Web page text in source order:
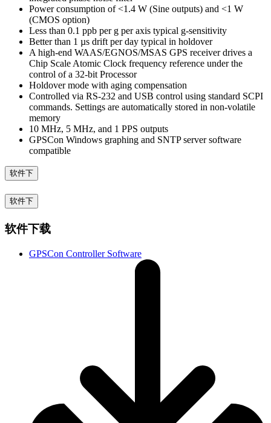
Power consumption of <1.4 W (Sine outputs) and <1 W
(CMOS option)
Less than 0.1 ppb per g per axis typical g-sensitivity
Better than 1 µs drift per day typical in holdover
A high-end WAAS/EGNOS/MSAS GPS receiver drives a
Chip Scale Atomic Clock frequency reference under the
control of a 32-bit Processor
Holdover mode with aging compensation
Controlled via RS-232 and USB control using standard SCPI
commands. Settings are automatically stored in non-volatile
memory
10 MHz, 5 MHz, and 1 PPS outputs
GPSCon Windows graphing and SNTP server software
compatible
软件下
软件下
软件下载
GPSCon Controller Software